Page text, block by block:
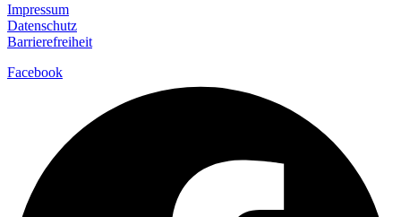
Impressum
Datenschutz
Barrierefreiheit
Facebook